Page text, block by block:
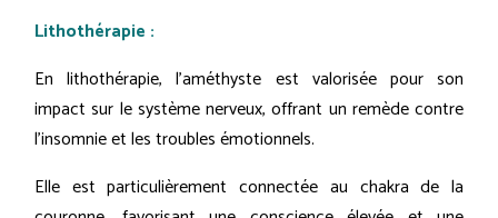
Lithothérapie :
En lithothérapie, l'améthyste est valorisée pour son
impact sur le système nerveux, offrant un remède contre
l'insomnie et les troubles émotionnels.
Elle est particulièrement connectée au chakra de la